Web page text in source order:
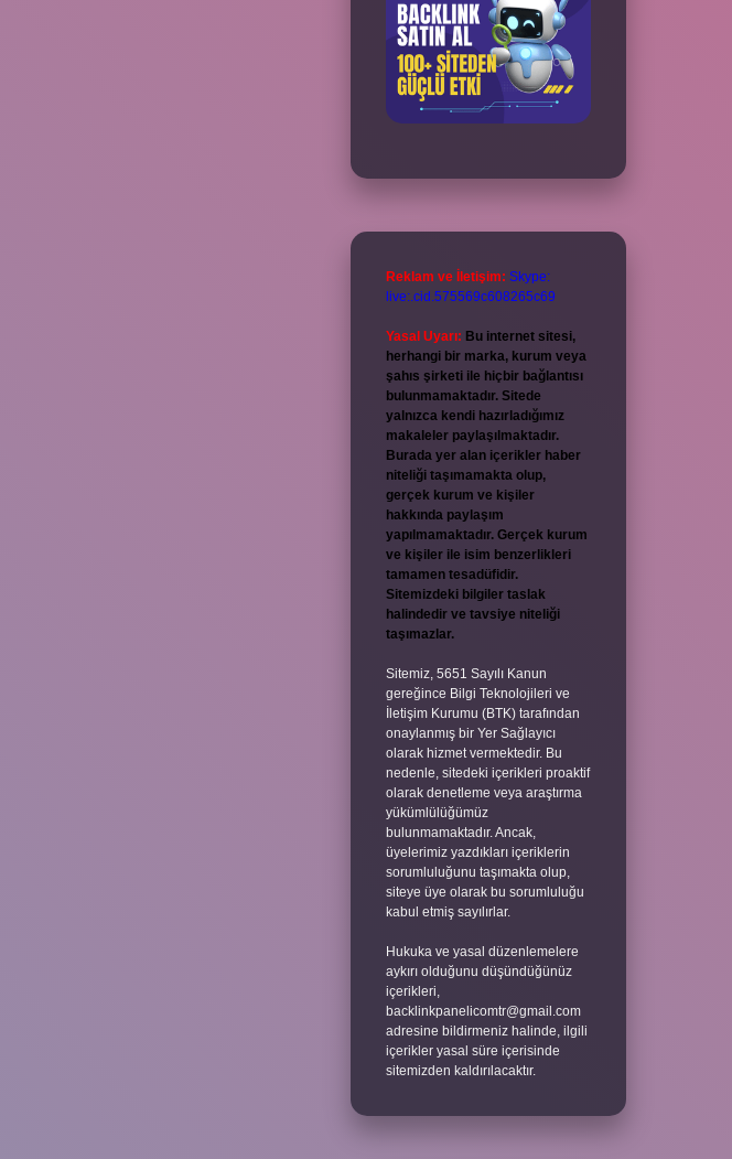
Reklam ve İletişim: Skype:
live:.cid.575569c608265c69
Yasal Uyarı: Bu internet sitesi,
herhangi bir marka, kurum veya
şahıs şirketi ile hiçbir bağlantısı
bulunmamaktadır. Sitede
yalnızca kendi hazırladığımız
makaleler paylaşılmaktadır.
Burada yer alan içerikler haber
niteliği taşımamakta olup,
gerçek kurum ve kişiler
hakkında paylaşım
yapılmamaktadır. Gerçek kurum
ve kişiler ile isim benzerlikleri
tamamen tesadüfidir.
Sitemizdeki bilgiler taslak
halindedir ve tavsiye niteliği
taşımazlar.
Sitemiz, 5651 Sayılı Kanun
gereğince Bilgi Teknolojileri ve
İletişim Kurumu (BTK) tarafından
onaylanmış bir Yer Sağlayıcı
olarak hizmet vermektedir. Bu
nedenle, sitedeki içerikleri proaktif
olarak denetleme veya araştırma
yükümlülüğümüz
bulunmamaktadır. Ancak,
üyelerimiz yazdıkları içeriklerin
sorumluluğunu taşımakta olup,
siteye üye olarak bu sorumluluğu
kabul etmiş sayılırlar.
Hukuka ve yasal düzenlemelere
aykırı olduğunu düşündüğünüz
içerikleri,
backlinkpanelicomtr@gmail.com
adresine bildirmeniz halinde, ilgili
içerikler yasal süre içerisinde
sitemizden kaldırılacaktır.